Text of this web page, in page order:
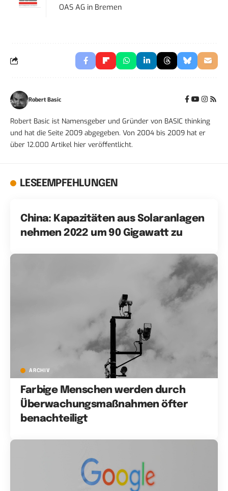
OAS AG in Bremen
Robert Basic
Robert Basic ist Namensgeber und Gründer von BASIC thinking
und hat die Seite 2009 abgegeben. Von 2004 bis 2009 hat er
über 12.000 Artikel hier veröffentlicht.
LESEEMPFEHLUNGEN
China: Kapazitäten aus Solaranlagen
nehmen 2022 um 90 Gigawatt zu
ARCHIV
Farbige Menschen werden durch
Überwachungsmaßnahmen öfter
benachteiligt